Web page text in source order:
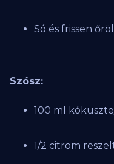
Só és frissen
Szósz:
100 ml
1/2 citrom